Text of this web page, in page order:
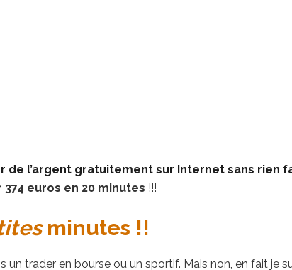
de l’argent gratuitement sur Internet sans rien
374 euros en 20 minutes !!!
minutes !!
un trader en bourse ou un sportif. Mais non, en fait je